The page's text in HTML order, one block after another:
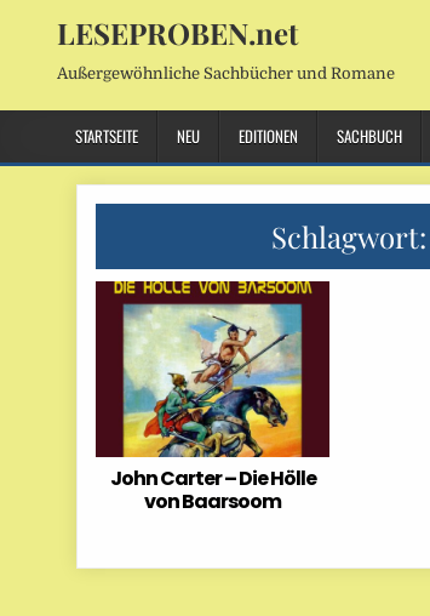
LESEPROBEN.net
Außergewöhnliche Sachbücher und Romane
STARTSEITE NEU EDITIONEN SACHBUCH
Schlagwort:
John Carter – Die Hölle
von Baarsoom